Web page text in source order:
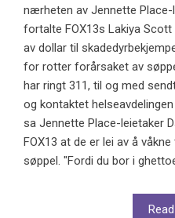
nærheten av Jennette Place-
fortalte FOX13s Lakiya
av dollar til
for rotter forårsaket av
har ringt 311, til og med
og kontaktet
sa Jennette Place-leietaker
FOX13 at de er lei av å
søppel. "Fordi du bor i